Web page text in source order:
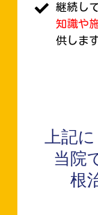
継続し
知識や
供します
上記
当院
根